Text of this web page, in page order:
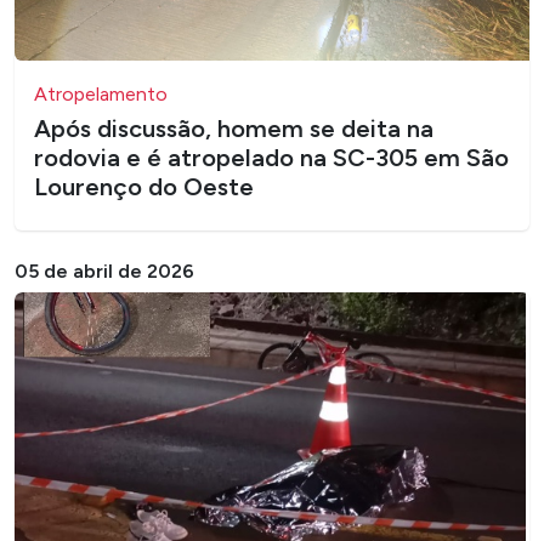
Atropelamento
Após discussão, homem se deita na
rodovia e é atropelado na SC-305 em São
Lourenço do Oeste
05 de abril de 2026